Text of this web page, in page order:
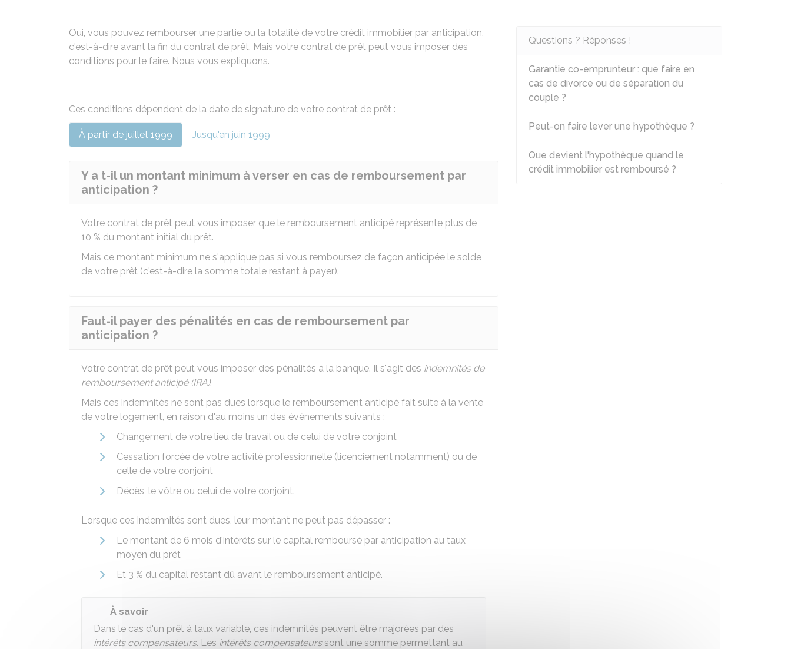
Oui, vous pouvez rembourser une partie ou la totalité de votre crédit immobilier par anticipation,
c'est-à-dire avant la fin du contrat de prêt. Mais votre contrat de prêt peut vous imposer des
conditions pour le faire. Nous vous expliquons.
Ces conditions dépendent de la date de signature de votre contrat de prêt :
À partir de juillet 1999 Jusqu'en juin 1999
Y a t-il un montant minimum à verser en cas de remboursement par
anticipation ?
Votre contrat de prêt peut vous imposer que le remboursement anticipé représente plus de
10 % du montant initial du prêt.
Mais ce montant minimum ne s'applique pas si vous remboursez de façon anticipée le solde
de votre prêt (c'est-à-dire la somme totale restant à payer).
Faut-il payer des pénalités en cas de remboursement par
anticipation ?
Votre contrat de prêt peut vous imposer des pénalités à la banque. Il s'agit des indemnités de
remboursement anticipé (IRA).
Mais ces indemnités ne sont pas dues lorsque le remboursement anticipé fait suite à la vente
de votre logement, en raison d'au moins un des évènements suivants :
Changement de votre lieu de travail ou de celui de votre conjoint
Cessation forcée de votre activité professionnelle (licenciement notamment) ou de
celle de votre conjoint
Décès, le vôtre ou celui de votre conjoint.
Lorsque ces indemnités sont dues, leur montant ne peut pas dépasser :
Le montant de 6 mois d'intérêts sur le capital remboursé par anticipation au taux
moyen du prêt
Et 3 % du capital restant dû avant le remboursement anticipé.
À savoir
Dans le cas d'un prêt à taux variable, ces indemnités peuvent être majorées par des
intérêts compensateurs. Les intérêts compensateurssont une somme permettant au
Questions ? Réponses !
Garantie co-emprunteur : que faire en
cas de divorce ou de séparation du
couple ?
Peut-on faire lever une hypothèque ?
Que devient l'hypothèque quand le
crédit immobilier est remboursé ?